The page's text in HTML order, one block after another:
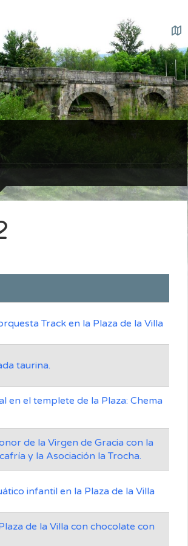
Track en la Plaza de la Villa
taurina.
en el templete de la Plaza: Chema
de la Virgen de Gracia con la
y la Asociación la Trocha.
infantil en la Plaza de la Villa
de la Villa con chocolate con